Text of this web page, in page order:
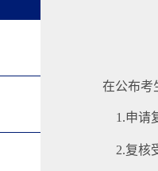
在公布考
1.申请
2.复核